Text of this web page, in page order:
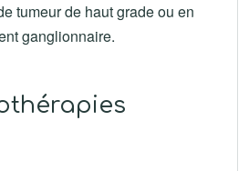
tumeur de haut grade ou en
ganglionnaire.